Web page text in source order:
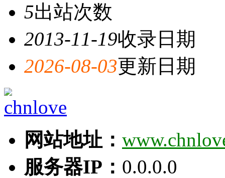
5出站次数
2013-11-19收录日期
2026-08-03更新日期
网站地址：
服务器IP： 0.0.0.0